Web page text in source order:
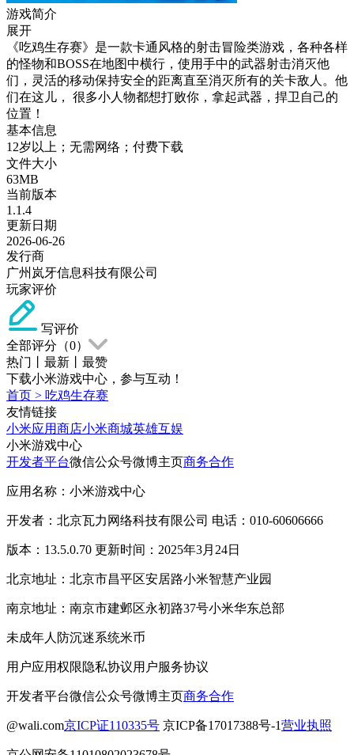
游戏简介
展开
《吃鸡生存赛》是一款卡通风格的射击冒险类游戏，各种各样
的怪物和BOSS在地图中横行，使用手中的武器射击消灭他
们，灵活的移动保持安全的距离直至消灭所有的关卡敌人。他
们在这儿， 很多小人物都想打败你，拿起武器，捍卫自己的
位置！
基本信息
12岁以上；无需网络；付费下载
文件大小
63MB
当前版本
1.1.4
更新日期
2026-06-26
发行商
广州岚牙信息科技有限公司
玩家评价
写评价
全部评分（0）
热门
最新
最赞
下载小米游戏中心，参与互动！
首页 > 吃鸡生存赛
友情链接
小米应用商店小米商城英雄互娱
小米游戏中心
开发者平台微信公众号微博主页商务合作
应用名称：小米游戏中心
开发者：北京瓦力网络科技有限公司 电话：010-60606666
版本：13.5.0.70 更新时间：2025年3月24日
北京地址：北京市昌平区安居路小米智慧产业园
南京地址：南京市建邺区永初路37号小米华东总部
未成年人防沉迷系统米币
用户应用权限隐私协议用户服务协议
开发者平台微信公众号微博主页商务合作
@wali.com京ICP证110335号 京ICP备17017388号-1营业执照